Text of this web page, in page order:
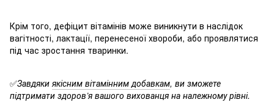
Крім того, дефіцит вітамінів може виникнути в наслідок
вагітності, лактації, перенесеної хвороби, або проявлятися
під час зростання тваринки.
✅Завдякиякісним вітамінним добавкам, ви зможете
підтримати здоров’я вашого вихованця на належному рівні.